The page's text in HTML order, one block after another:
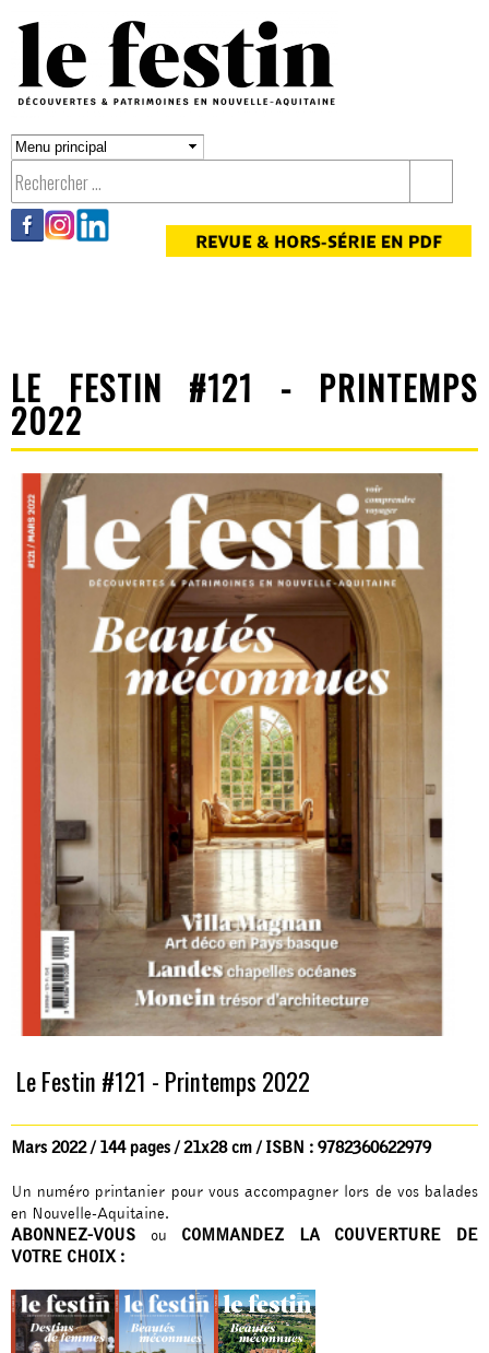
principal
LE FESTIN #121 - PRINTEMPS
2022
Le Festin #121 - Printemps 2022
Mars 2022 / 144 pages / 21x28 cm / ISBN : 9782360622979
Un numéro printanier pour vous accompagner lors de vos balades
en Nouvelle-Aquitaine.
ABONNEZ-VOUS ou COMMANDEZ LA COUVERTURE DE
VOTRE CHOIX :